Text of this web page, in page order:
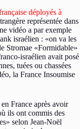
déployés à
représentée dans
vidéo a par exemple
israélien : «on va les
Stromae «Formidable»
israélien avait posé
tuées ou chassées
la France Insoumise
France après avoir
ils ont commis des
selon Jean-Noël